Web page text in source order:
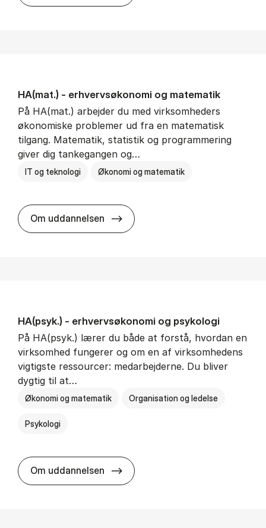
HA(mat.) - erhvervs­økonomi og ma­te­ma­tik
På HA(mat.) arbejder du med virksomheders
økonomiske problemer ud fra en matematisk
tilgang. Matematik, statistik og programmering
giver dig tankegangen og…
IT og teknologi Økonomi og matematik
Om uddannelsen HA(mat.) - erhvervs­økonomi og
HA(psyk.) - erhvervs­økonomi og psy­ko­lo­gi
På HA(psyk.) lærer du både at forstå, hvordan en
virksomhed fungerer og om en af virksomhedens
vigtigste ressourcer: medarbejderne. Du bliver
dygtig til at…
Økonomi og matematik Organisation og ledelse
Psykologi
Om uddannelsen HA(psyk.) - erhvervs­økonomi og